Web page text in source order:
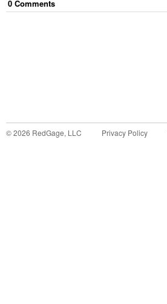
0 Comments
©2026 RedGage, LLC Privacy Policy